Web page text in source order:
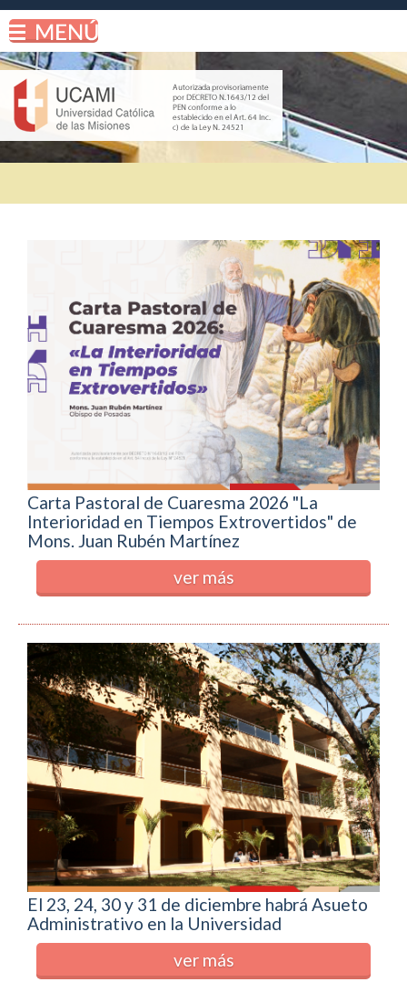
Carta Pastoral de Cuaresma 2026 "La
Interioridad en Tiempos Extrovertidos" de
Mons. Juan Rubén Martínez
ver más
El 23, 24, 30 y 31 de diciembre habrá Asueto
Administrativo en la Universidad
ver más